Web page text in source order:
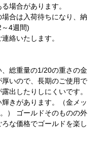
場合があります。
合は入荷待ちになり、納
4週間)
絡いたします。
総重量の1/20の重さの金
いので、長期のご使用で
出したりしにくいです。
きがあります。（金メッ
） ゴールドそのものの外
な価格でゴールドを楽し